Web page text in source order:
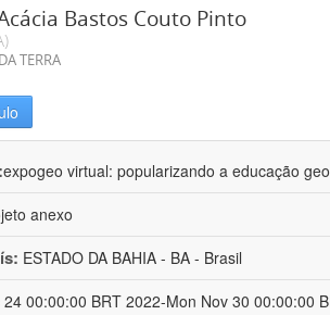
Bastos Couto Pinto
TERRA
expogeo virtual: popularizando a educação
anexo
ESTADO DA BAHIA - BA - Brasil
24 00:00:00 BRT 2022-Mon Nov 30 00:00:00